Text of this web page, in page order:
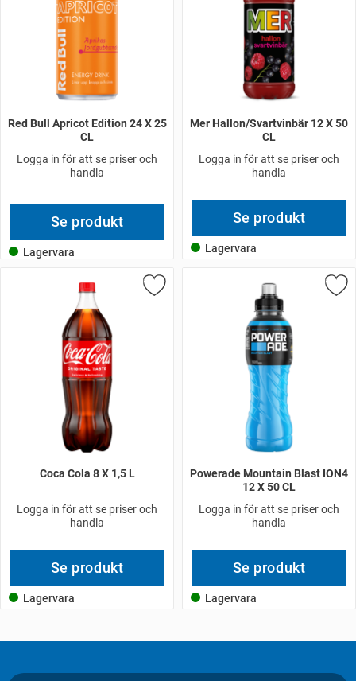
Red Bull Apricot Edition 24 X 25
CL
Logga in för att se priser och
handla
Se produkt
Lagervara
Mer Hallon/Svartvinbär 12 X 50
CL
Logga in för att se priser och
handla
Se produkt
Lagervara
Coca Cola 8 X 1,5 L
Logga in för att se priser och
handla
Se produkt
Lagervara
Powerade Mountain Blast ION4
12 X 50 CL
Logga in för att se priser och
handla
Se produkt
Lagervara